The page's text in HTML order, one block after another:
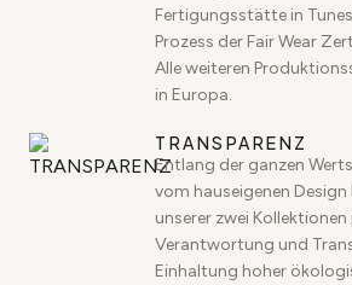
Fertigungsstätte in
Prozess der Fair Wear
Alle weiteren
in Europa.
TRANSPARENZ
Entlang der ganzen
vom hauseigenen
unserer zwei
Verantwortung und
Einhaltung hoher